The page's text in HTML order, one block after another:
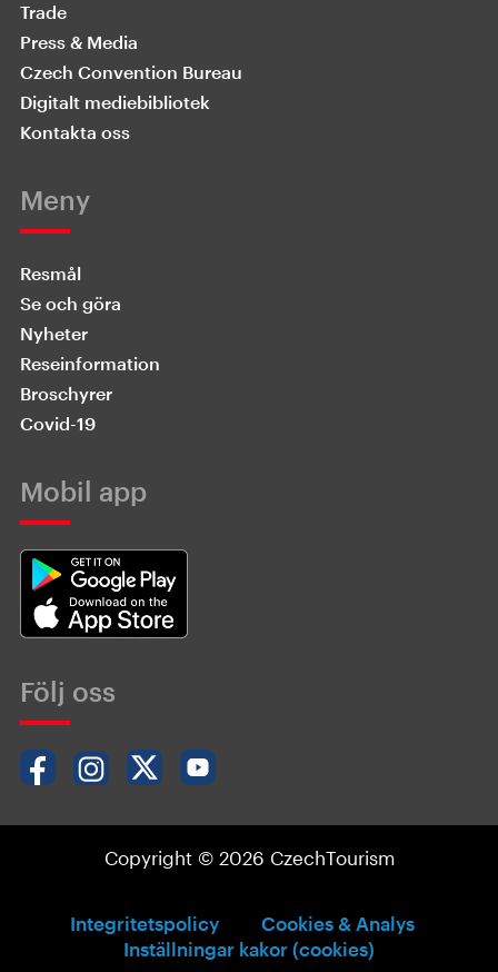
Trade
Press & Media
Czech Convention Bureau
Digitalt mediebibliotek
Kontakta oss
Meny
Resmål
Se och göra
Nyheter
Reseinformation
Broschyrer
Covid-19
Mobil app
Följ oss
Copyright © 2026 CzechTourism
Integritetspolicy
Cookies & Analys
Inställningar kakor (cookies)